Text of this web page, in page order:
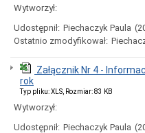
Wykazy
nieruchomości
przeznaczonych
do
sprzedaży,
dzierżawy
lub
oddania
w
użytkowanie
wieczyste
Wytworzył:
Udostępnił: Piechaczyk Paula
Ostatnio zmodyfikował:
Załącznik Nr 4 -
rok
Typ pliku: XLS, Rozmiar: 83 KB
Wytworzył:
Udostępnił: Piechaczyk Paula